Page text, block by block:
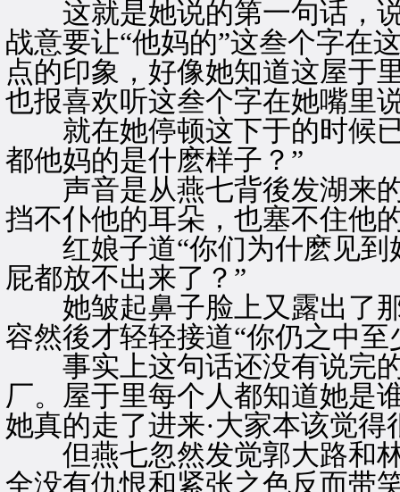
这就是她说的第一句话，说
战意要让“他妈的”这叁个字在
点的印象，好像她知道这屋于
也报喜欢听这叁个字在她嘴里
就在她停顿这下于的时候已
都他妈的是什麽样子？”
声音是从燕七背後发湖来的
挡不仆他的耳朵，也塞不住他
红娘子道“你们为什麽见到
屁都放不出来了？”
她皱起鼻子脸上又露出了那
容然後才轻轻接道“你仍之中
事实上这句话还没有说完的
厂。屋于里每个人都知道她是
她真的走了进来·大家本该觉
但燕七忽然发觉郭大路和林
全没有仇恨和紧张之色反而带